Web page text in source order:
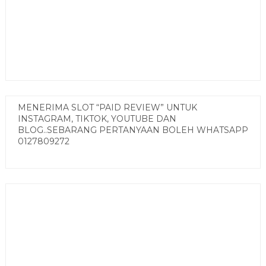
MENERIMA SLOT “PAID REVIEW” UNTUK
INSTAGRAM, TIKTOK, YOUTUBE DAN
BLOG..SEBARANG PERTANYAAN BOLEH WHATSAPP
0127809272